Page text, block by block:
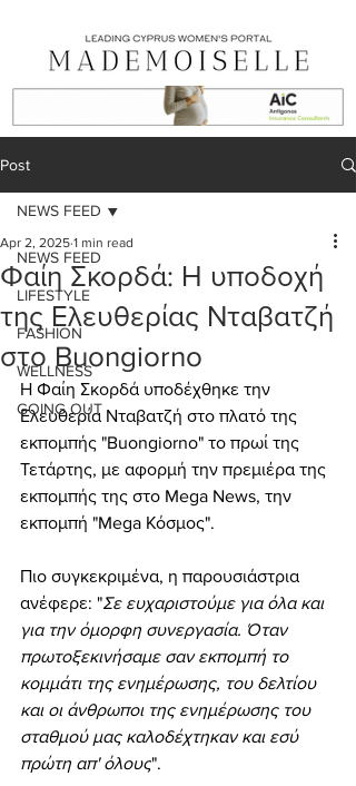
Post
NEWS FEED
LIFESTYLE
FASHION
WELLNESS
GOING OUT
NEWS FEED
Φαίη Σκορδά: Η υποδοχή
της Ελευθερίας Νταβατζή
στο Buongiorno
Apr 2, 2025 1 min read
Η Φαίη Σκορδά υποδέχθηκε την
Ελευθερία Νταβατζή στο πλατό της
εκπομπής "Buongiorno" το πρωί της
Τετάρτης, με αφορμή την πρεμιέρα της
εκπομπής της στο Mega News, την
εκπομπή "Mega Κόσμος".
Πιο συγκεκριμένα, η παρουσιάστρια
ανέφερε: "Σε ευχαριστούμε για όλα και
για την όμορφη συνεργασία. Όταν
πρωτοξεκινήσαμε σαν εκπομπή το
κομμάτι της ενημέρωσης, του δελτίου
και οι άνθρωποι της ενημέρωσης του
σταθμού μας καλοδέχτηκαν και εσύ
πρώτη απ' όλους".